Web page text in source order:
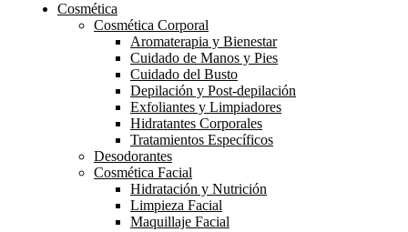
Cosmética
Cosmética Corporal
Aromaterapia y Bienestar
Cuidado de Manos y Pies
Cuidado del Busto
Depilación y Post-depilación
Exfoliantes y Limpiadores
Hidratantes Corporales
Tratamientos Específicos
Desodorantes
Cosmética Facial
Hidratación y Nutrición
Limpieza Facial
Maquillaje Facial